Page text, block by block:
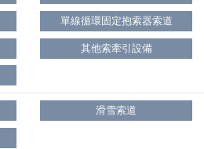
單線循環固定抱索器索道
其他索牽引設備
滑雪索道